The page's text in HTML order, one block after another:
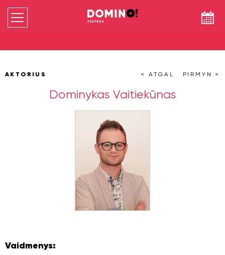
AKTORIUS < ATGAL PIRMYN >
Dominykas Vaitiekūnas
Vaidmenys: